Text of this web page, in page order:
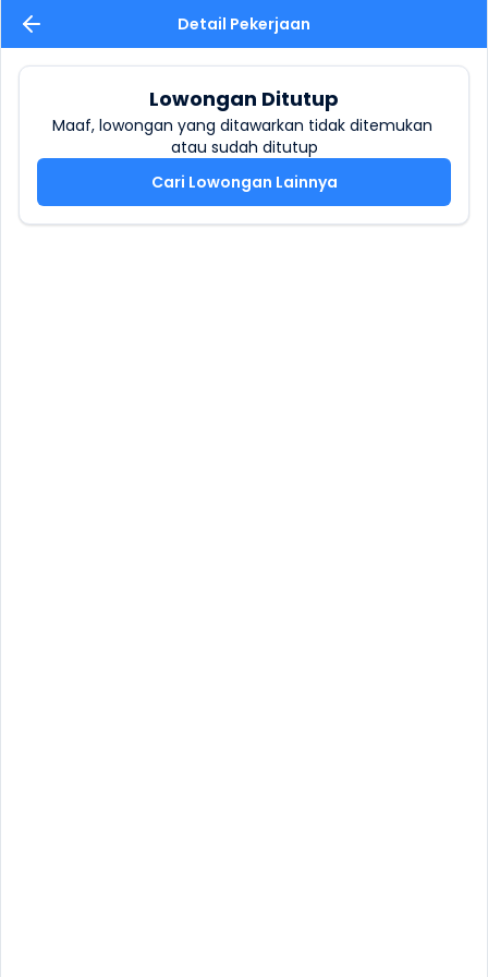
Detail Pekerjaan
Lowongan Ditutup
Maaf, lowongan yang ditawarkan tidak ditemukan
atau sudah ditutup
Cari Lowongan Lainnya